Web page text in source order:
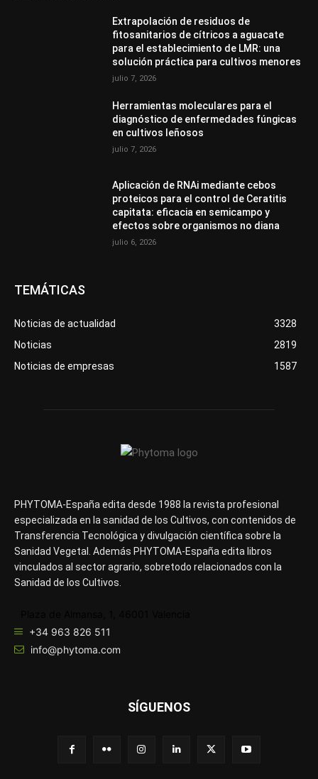
Extrapolación de residuos de
fitosanitarios de cítricos a aguacate
para el establecimiento de LMR: una
solución práctica para cultivos menores
julio 7, 2026
Herramientas moleculares para el
diagnóstico de enfermedades fúngicas
en cultivos leñosos
julio 7, 2026
Aplicación de RNAi mediante cebos
proteicos para el control de Ceratitis
capitata: eficacia en semicampo y
efectos sobre organismos no diana
julio 6, 2026
TEMÁTICAS
Noticias de actualidad
3328
Noticias
2819
Noticias de empresas
1587
PHYTOMA-España edita desde 1988 la revista profesional
especializada en la sanidad de los Cultivos, con contenidos de
Transferencia Tecnológica y divulgación científica sobre la
Sanidad Vegetal. Además PHYTOMA-España edita libros
vinculados al sector agrario, sobretodo relacionados con la
Sanidad de los Cultivos.
+34 963 826 511
info@phytoma.com
SÍGUENOS